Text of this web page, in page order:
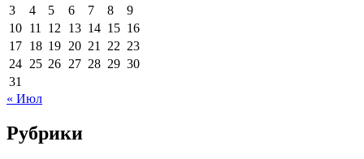
3
4 5 6 7 8
9
10 11 12 13 14 15 16
17 18 19 20 21 22 23
24 25 26 27 28 29 30
31
« Июл
Рубрики